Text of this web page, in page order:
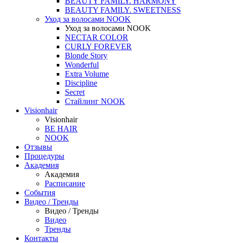
BEAUTY FAMILY. SWEETNESS
Уход за волосами NOOK
Уход за волосами NOOK
NECTAR COLOR
CURLY FOREVER
Blonde Story
Wonderful
Extra Volume
Discipline
Secret
Стайлинг NOOK
Visionhair
Visionhair
BE HAIR
NOOK
Отзывы
Процедуры
Академия
Академия
Расписание
События
Видео / Тренды
Видео / Тренды
Видео
Тренды
Контакты